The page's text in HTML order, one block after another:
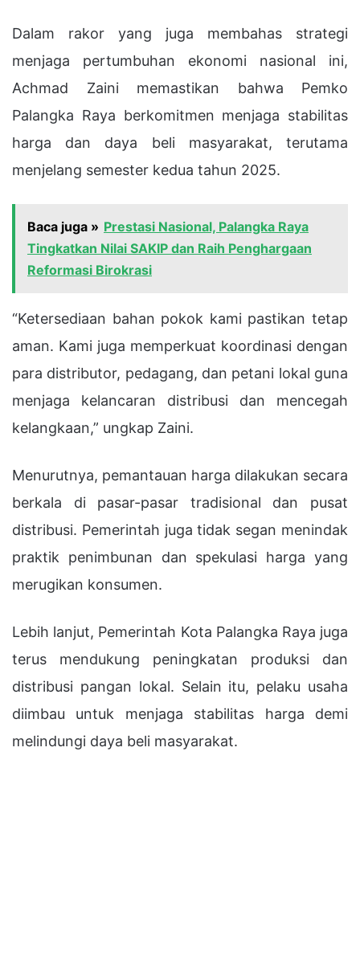
Dalam rakor yang juga membahas strategi
menjaga pertumbuhan ekonomi nasional ini,
Achmad Zaini memastikan bahwa Pemko
Palangka Raya berkomitmen menjaga stabilitas
harga dan daya beli masyarakat, terutama
menjelang semester kedua tahun 2025.
Baca juga » Prestasi Nasional, Palangka Raya
Tingkatkan Nilai SAKIP dan Raih Penghargaan
Reformasi Birokrasi
“Ketersediaan bahan pokok kami pastikan tetap
aman. Kami juga memperkuat koordinasi dengan
para distributor, pedagang, dan petani lokal guna
menjaga kelancaran distribusi dan mencegah
kelangkaan,” ungkap Zaini.
Menurutnya, pemantauan harga dilakukan secara
berkala di pasar-pasar tradisional dan pusat
distribusi. Pemerintah juga tidak segan menindak
praktik penimbunan dan spekulasi harga yang
merugikan konsumen.
Lebih lanjut, Pemerintah Kota Palangka Raya juga
terus mendukung peningkatan produksi dan
distribusi pangan lokal. Selain itu, pelaku usaha
diimbau untuk menjaga stabilitas harga demi
melindungi daya beli masyarakat.